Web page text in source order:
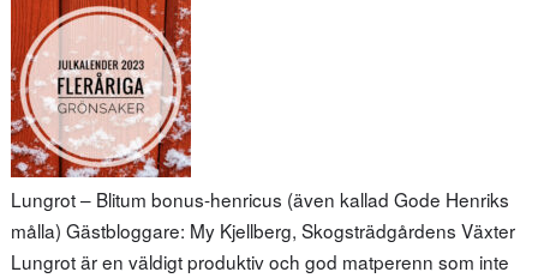
Lungrot – Blitum bonus-henricus (även kallad Gode Henriks
målla) Gästbloggare: My Kjellberg, Skogsträdgårdens Växter
Lungrot är en väldigt produktiv och god matperenn som inte